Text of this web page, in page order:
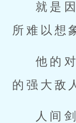
就是
所难以想
他的
的强大敌
人间